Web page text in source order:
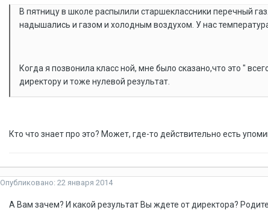
В пятницу в школе распылили старшеклассники перечный
надышались и газом и холодным воздухом. У нас температура
Когда я позвонила класс ной, мне было сказано,что это "
директору и тоже нулевой результат.
Кто что знает про это? Может, где-то действительно есть
Опубликовано: 22 января 2014
А Вам зачем? И какой результат Вы ждете от директора?